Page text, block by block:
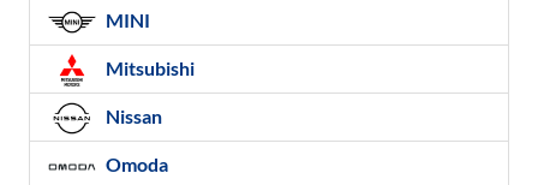
MINI
Mitsubishi
Nissan
Omoda